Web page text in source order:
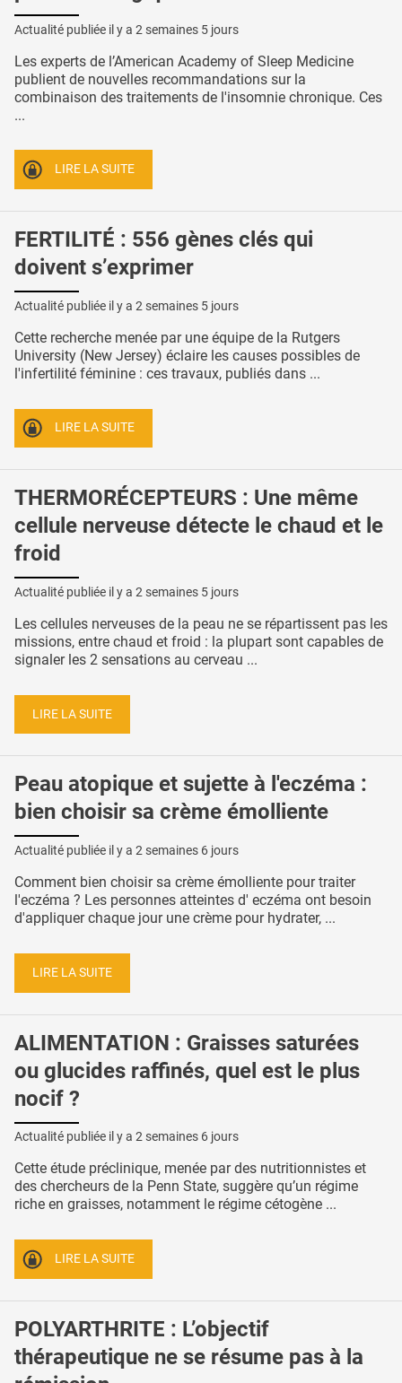
Actualité publiée il y a 2 semaines 5 jours
Les experts de l’American Academy of Sleep Medicine
publient de nouvelles recommandations sur la
combinaison des traitements de l'insomnie chronique. Ces
...
LIRE LA SUITE
FERTILITÉ : 556 gènes clés qui
doivent s’exprimer
Actualité publiée il y a 2 semaines 5 jours
Cette recherche menée par une équipe de la Rutgers
University (New Jersey) éclaire les causes possibles de
l'infertilité féminine : ces travaux, publiés dans ...
LIRE LA SUITE
THERMORÉCEPTEURS : Une même
cellule nerveuse détecte le chaud et le
froid
Actualité publiée il y a 2 semaines 5 jours
Les cellules nerveuses de la peau ne se répartissent pas les
missions, entre chaud et froid : la plupart sont capables de
signaler les 2 sensations au cerveau ...
LIRE LA SUITE
Peau atopique et sujette à l'eczéma :
bien choisir sa crème émolliente
Actualité publiée il y a 2 semaines 6 jours
Comment bien choisir sa crème émolliente pour traiter
l'eczéma ? Les personnes atteintes d' eczéma ont besoin
d'appliquer chaque jour une crème pour hydrater, ...
LIRE LA SUITE
ALIMENTATION : Graisses saturées
ou glucides raffinés, quel est le plus
nocif ?
Actualité publiée il y a 2 semaines 6 jours
Cette étude préclinique, menée par des nutritionnistes et
des chercheurs de la Penn State, suggère qu’un régime
riche en graisses, notamment le régime cétogène ...
LIRE LA SUITE
POLYARTHRITE : L’objectif
thérapeutique ne se résume pas à la